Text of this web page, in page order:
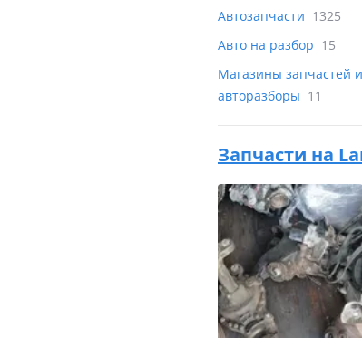
Автозапчасти 1325
Авто на разбор 15
Магазины запчастей и
авторазборы 11
Запчасти на